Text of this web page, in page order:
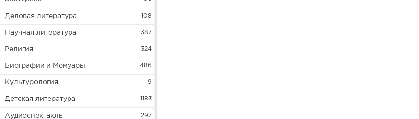
Деловая литература 108
Научная литература 387
Религия 324
Биографии и Мемуары 486
Культурология 9
Детская литература 1183
Аудиоспектакль 297